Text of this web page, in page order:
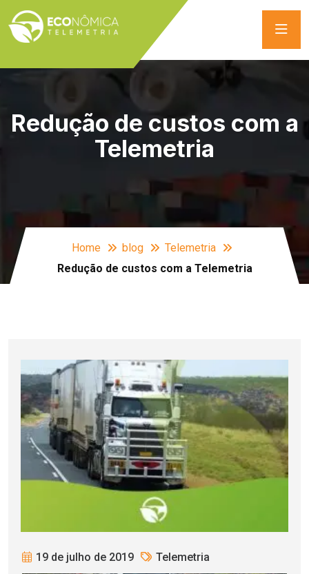
Redução de custos com a
Telemetria
Home blog
Telemetria
Redução de custos com a Telemetria
19 de julho de 2019 Telemetria